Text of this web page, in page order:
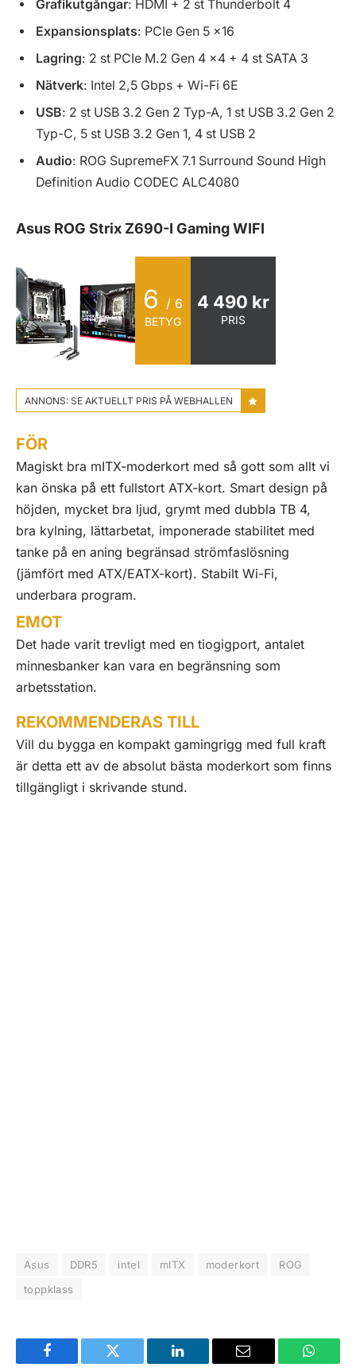
Grafikutgångar: HDMI + 2 st Thunderbolt 4
Expansionsplats: PCIe Gen 5 x16
Lagring: 2 st PCIe M.2 Gen 4 x4 + 4 st SATA 3
Nätverk: Intel 2,5 Gbps + Wi-Fi 6E
USB: 2 st USB 3.2 Gen 2 Typ-A, 1 st USB 3.2 Gen 2
Typ-C, 5 st USB 3.2 Gen 1, 4 st USB 2
Audio: ROG SupremeFX 7.1 Surround Sound High
Definition Audio CODEC ALC4080
Asus ROG Strix Z690-I Gaming WIFI
6 / 6
BETYG
4 490 kr
PRIS
ANNONS: SE AKTUELLT PRIS PÅ WEBHALLEN
FÖR
Magiskt bra mITX-moderkort med så gott som allt vi
kan önska på ett fullstort ATX-kort. Smart design på
höjden, mycket bra ljud, grymt med dubbla TB 4,
bra kylning, lättarbetat, imponerade stabilitet med
tanke på en aning begränsad strömfaslösning
(jämfört med ATX/EATX-kort). Stabilt Wi-Fi,
underbara program.
EMOT
Det hade varit trevligt med en tiogigport, antalet
minnesbanker kan vara en begränsning som
arbetsstation.
REKOMMENDERAS TILL
Vill du bygga en kompakt gamingrigg med full kraft
är detta ett av de absolut bästa moderkort som finns
tillgängligt i skrivande stund.
Asus DDR5 intel mITX moderkort
ROG
toppklass
Facebook Twitter LinkedIn Email